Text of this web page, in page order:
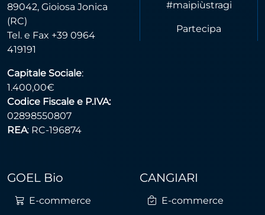
89042, Gioiosa Jonica
(RC)
Tel. e Fax +39 0964
419191
Capitale Sociale:
1.400,00€
Codice Fiscale e P.IVA:
02898550807
REA: RC-196874
#maipiùstragi
Partecipa
GOEL Bio
E-commerce
CANGIARI
E-commerce